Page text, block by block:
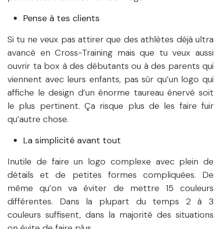
Pense à tes clients
Si tu ne veux pas attirer que des athlètes déjà ultra
avancé en Cross-Training mais que tu veux aussi
ouvrir ta box à des débutants ou à des parents qui
viennent avec leurs enfants, pas sûr qu’un logo qui
affiche le design d’un énorme taureau énervé soit
le plus pertinent. Ça risque plus de les faire fuir
qu’autre chose.
La simplicité avant tout
Inutile de faire un logo complexe avec plein de
détails et de petites formes compliquées. De
même qu’on va éviter de mettre 15 couleurs
différentes. Dans la plupart du temps 2 à 3
couleurs suffisent, dans la majorité des situations